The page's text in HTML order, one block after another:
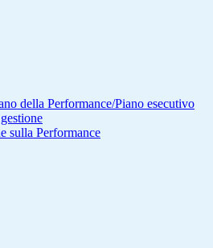
della Performance/Piano esecutivo
sulla Performance